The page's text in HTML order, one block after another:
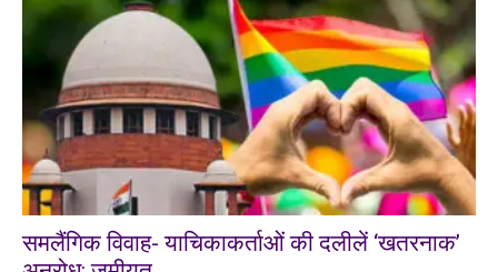
समलैंगिक विवाह- याचिकाकर्ताओं की दलीलें ‘खतरनाक’